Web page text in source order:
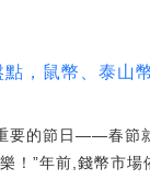
，鼠幣、泰山
要的節日——春節
！”年前,錢幣市